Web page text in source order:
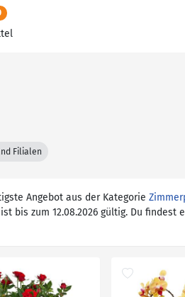
Filialen
Angebot aus der Kategorie
bis zum 12.08.2026 gültig. Du findest